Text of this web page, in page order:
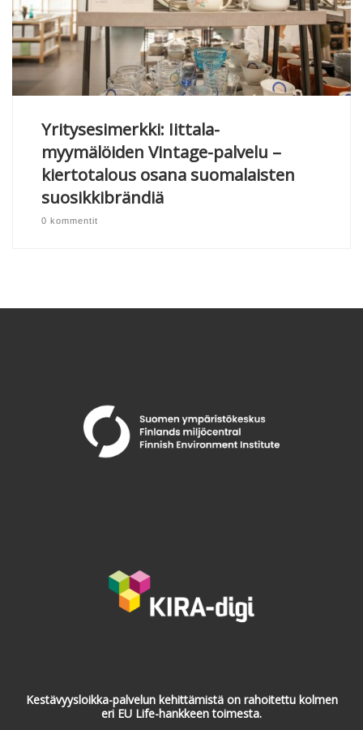
Yritysesimerkki: Iittala-
myymälöiden Vintage-palvelu –
kiertotalous osana suomalaisten
suosikkibrändiä
0 kommentit
Kestävyysloikka-palvelun kehittämistä on rahoitettu kolmen
eri EU Life-hankkeen toimesta.